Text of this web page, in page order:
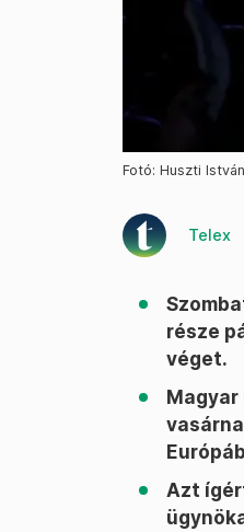
Fotó: Huszti
Telex
része
véget.
Azt